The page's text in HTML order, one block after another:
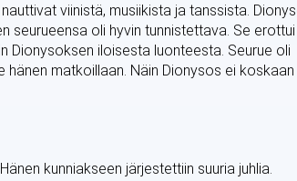
viinistä, musiikista ja tanssista.
seurueensa oli hyvin tunnistettava. Se erottui
Dionysoksen iloisesta luonteesta. Seurue oli
hänen matkoillaan. Näin Dionysos ei koskaan
kunniakseen järjestettiin suuria juhlia.